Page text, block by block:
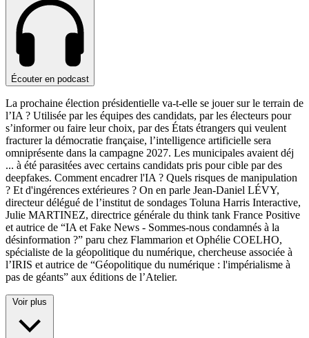
Écouter en podcast
La prochaine élection présidentielle va-t-elle se jouer sur le terrain de
l’IA ? Utilisée par les équipes des candidats, par les électeurs pour
s’informer ou faire leur choix, par des États étrangers qui veulent
fracturer la démocratie française, l’intelligence artificielle sera
omniprésente dans la campagne 2027. Les municipales avaient déj
... à été parasitées avec certains candidats pris pour cible par des
deepfakes. Comment encadrer l'IA ? Quels risques de manipulation
? Et d'ingérences extérieures ? On en parle Jean-Daniel LÉVY,
directeur délégué de l’institut de sondages Toluna Harris Interactive,
Julie MARTINEZ, directrice générale du think tank France Positive
et autrice de “IA et Fake News - Sommes-nous condamnés à la
désinformation ?” paru chez Flammarion et Ophélie COELHO,
spécialiste de la géopolitique du numérique, chercheuse associée à
l’IRIS et autrice de “Géopolitique du numérique : l'impérialisme à
pas de géants” aux éditions de l’Atelier.
Voir plus